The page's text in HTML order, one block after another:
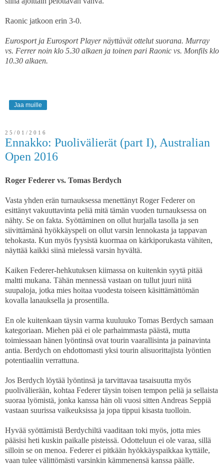
Raonic jatkoon erin 3-0.
Eurosport ja Eurosport Player näyttävät ottelut suorana. Murray
vs. Ferrer noin klo 5.30 alkaen ja toinen pari Raonic vs. Monfils klo
10.30 alkaen.
Jaa muille
25/01/2016
Ennakko: Puolivälierät (part I), Australian
Open 2016
Roger Federer vs. Tomas Berdych
Vasta yhden erän turnauksessa menettänyt Roger Federer on
esittänyt vakuuttavinta peliä mitä tämän vuoden turnauksessa on
nähty. Se on fakta. Syöttäminen on ollut hurjalla tasolla ja sen
siivittämänä hyökkäyspeli on ollut varsin lennokasta ja tappavan
tehokasta. Kun myös fyysistä kuormaa on kärkiporukasta vähiten,
näyttää kaikki siinä mielessä varsin hyvältä.
Kaiken Federer-hehkutuksen kiimassa on kuitenkin syytä pitää
maltti mukana. Tähän mennessä vastaan on tullut juuri niitä
suupaloja, jotka mies hoitaa vuodesta toiseen käsittämättömän
kovalla lanauksella ja prosentilla.
En ole kuitenkaan täysin varma kuuluuko Tomas Berdych samaan
kategoriaan. Miehen pää ei ole parhaimmasta päästä, mutta
toimiessaan hänen lyöntinsä ovat tourin vaarallisinta ja painavinta
antia. Berdych on ehdottomasti yksi tourin alisuorittajista lyöntien
potentiaaliin verrattuna.
Jos Berdych löytää lyöntinsä ja tarvittavaa tasaisuutta myös
puolivälierään, kohtaa Federer täysin toisen tempon peliä ja sellaista
suoraa lyömistä, jonka kanssa hän oli vuosi sitten Andreas Seppiä
vastaan suurissa vaikeuksissa ja jopa tippui kisasta tuolloin.
Hyvää syöttämistä Berdychiltä vaaditaan toki myös, jotta mies
pääsisi heti kuskin paikalle pisteissä. Odotteluun ei ole varaa, sillä
silloin se on menoa. Federer ei pitkään hyökkäyspaikkaa kyttäile,
vaan tulee välittömästi varsinkin kämmenensä kanssa päälle.